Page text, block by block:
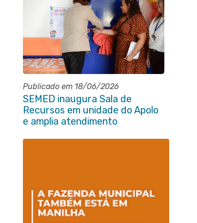
Publicado em 18/06/2026
SEMED inaugura Sala de
Recursos em unidade do Apolo
e amplia atendimento